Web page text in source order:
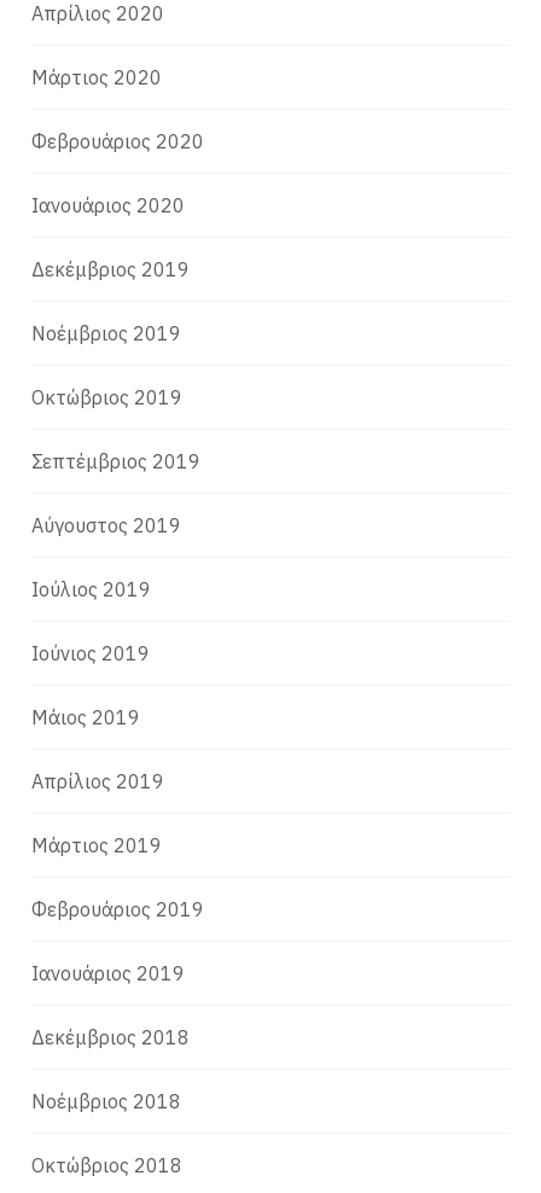
Απρίλιος 2020
Μάρτιος 2020
Φεβρουάριος 2020
Ιανουάριος 2020
Δεκέμβριος 2019
Νοέμβριος 2019
Οκτώβριος 2019
Σεπτέμβριος 2019
Αύγουστος 2019
Ιούλιος 2019
Ιούνιος 2019
Μάιος 2019
Απρίλιος 2019
Μάρτιος 2019
Φεβρουάριος 2019
Ιανουάριος 2019
Δεκέμβριος 2018
Νοέμβριος 2018
Οκτώβριος 2018